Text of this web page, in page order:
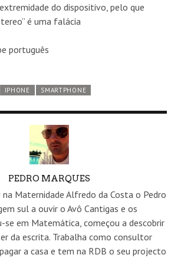
do dispositivo, pelo que
é uma falácia
português
IPHONE SMARTPHONE
PEDRO MARQUES
Maternidade Alfredo da Costa o Pedro
sul a ouvir o Avô Cantigas e os
se em Matemática, começou a descobrir
da escrita. Trabalha como consultor
a casa e tem na RDB o seu projecto